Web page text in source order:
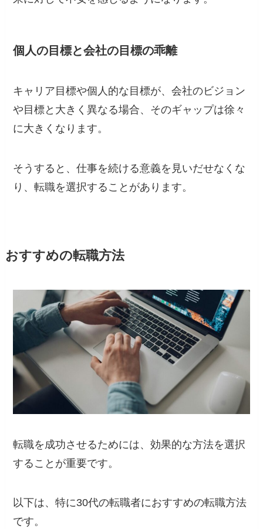
個人の目標と会社の目標の乖離
キャリア目標や個人的な目標が、会社のビジョン
や目標と大きく異なる場合、そのギャップは徐々
に大きくなります。
そうすると、仕事を続ける意義を見いだせなくな
り、転職を選択することがあります。
おすすめの転職方法
転職を成功させるためには、効果的な方法を選択
することが重要です。
以下は、特に30代の転職者におすすめの転職方法
です。